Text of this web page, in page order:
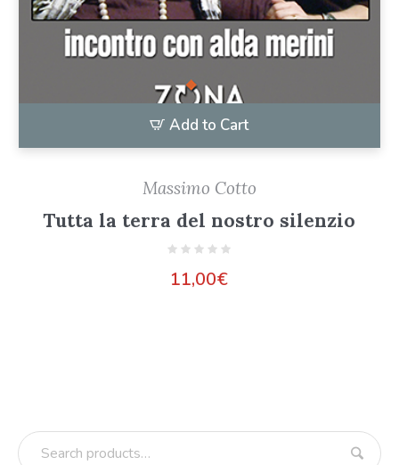
Add to Cart
Massimo Cotto
Tutta la terra del nostro silenzio
11,00€